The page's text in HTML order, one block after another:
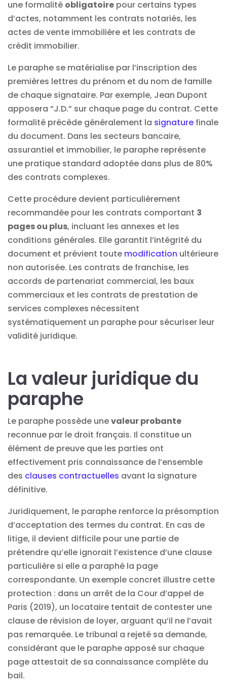
une formalité obligatoire pour certains types
d’actes, notamment les contrats notariés, les
actes de vente immobilière et les contrats de
crédit immobilier.
Le paraphe se matérialise par l’inscription des
premières lettres du prénom et du nom de famille
de chaque signataire. Par exemple, Jean Dupont
apposera “J.D.” sur chaque page du contrat. Cette
formalité précède généralement la signature finale
du document. Dans les secteurs bancaire,
assurantiel et immobilier, le paraphe représente
une pratique standard adoptée dans plus de 80%
des contrats complexes.
Cette procédure devient particulièrement
recommandée pour les contrats comportant 3
pages ou plus, incluant les annexes et les
conditions générales. Elle garantit l’intégrité du
document et prévient toute modification ultérieure
non autorisée. Les contrats de franchise, les
accords de partenariat commercial, les baux
commerciaux et les contrats de prestation de
services complexes nécessitent
systématiquement un paraphe pour sécuriser leur
validité juridique.
La valeur juridique du
paraphe
Le paraphe possède unevaleur probante
reconnue par le droit français. Il constitue un
élément de preuve que les parties ont
effectivement pris connaissance de l’ensemble
des clauses contractuelles avant la signature
définitive.
Juridiquement, le paraphe renforce la présomption
d’acceptation des termes du contrat. En cas de
litige, il devient difficile pour une partie de
prétendre qu’elle ignorait l’existence d’une clause
particulière si elle a paraphé la page
correspondante. Un exemple concret illustre cette
protection : dans un arrêt de la Cour d’appel de
Paris (2019), un locataire tentait de contester une
clause de révision de loyer, arguant qu’il ne l’avait
pas remarquée. Le tribunal a rejeté sa demande,
considérant que le paraphe apposé sur chaque
page attestait de sa connaissance complète du
bail.